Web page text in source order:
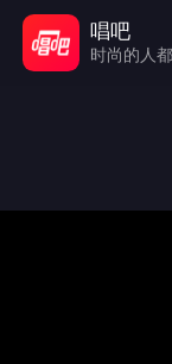
唱吧
时尚的人